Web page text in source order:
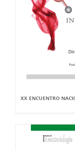
XX ENCUENTRO